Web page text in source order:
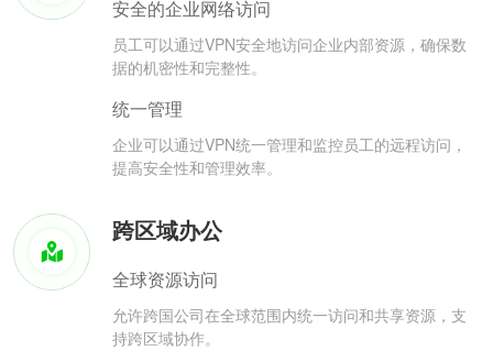
安全的企业网络访问
员工可以通过VPN安全地访问企业内部资源，确保数
据的机密性和完整性。
统一管理
企业可以通过VPN统一管理和监控员工的远程访问，
提高安全性和管理效率。
跨区域办公
全球资源访问
允许跨国公司在全球范围内统一访问和共享资源，支
持跨区域协作。